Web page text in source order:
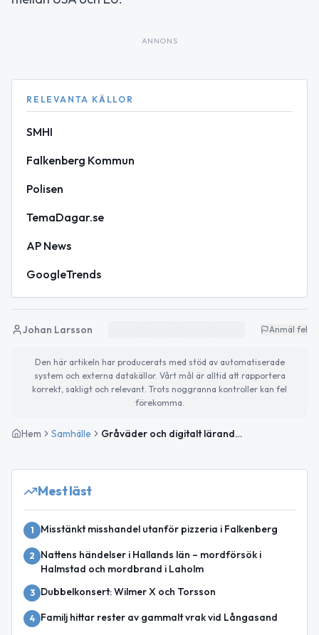
ANNONS
RELEVANTA KÄLLOR
SMHI
Falkenberg Kommun
Polisen
TemaDagar.se
AP News
GoogleTrends
Johan Larsson Anmäl fel
Den här artikeln har producerats med stöd av automatiserade
system och externa datakällor. Vårt mål är alltid att rapportera
korrekt, sakligt och relevant. Trots noggranna kontroller kan fel
förekomma.
Hem Samhälle Gråväder och digitalt lärande – så ser söndagen ut
Mest läst
1 Misstänkt misshandel utanför pizzeria i Falkenberg
2
Nattens händelser i Hallands län – mordförsök i
Halmstad och mordbrand i Laholm
3 Dubbelkonsert: Wilmer X och Torsson
4 Familj hittar rester av gammalt vrak vid Långasand